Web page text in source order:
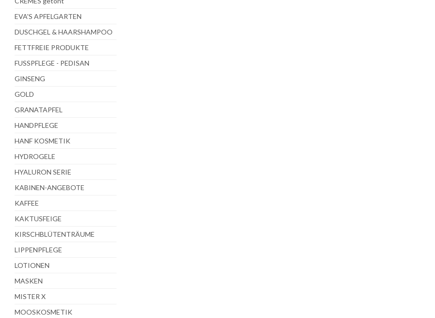
EVA'S APFELGARTEN
DUSCHGEL & HAARSHAMPOO
FETTFREIE PRODUKTE
FUSSPFLEGE - PEDISAN
GINSENG
GOLD
GRANATAPFEL
HANDPFLEGE
HANF KOSMETIK
HYDROGELE
HYALURON SERIE
KABINEN-ANGEBOTE
KAFFEE
KAKTUSFEIGE
KIRSCHBLÜTENTRÄUME
LIPPENPFLEGE
LOTIONEN
MASKEN
MISTER X
MOOSKOSMETIK